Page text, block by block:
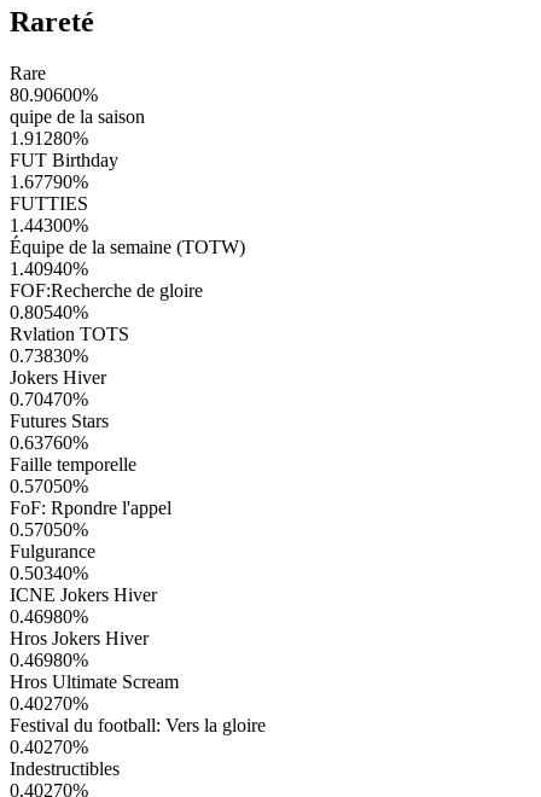
Rareté
Rare
80.90600%
quipe de la saison
1.91280%
FUT Birthday
1.67790%
FUTTIES
1.44300%
Équipe de la semaine (TOTW)
1.40940%
FOF:Recherche de gloire
0.80540%
Rvlation TOTS
0.73830%
Jokers Hiver
0.70470%
Futures Stars
0.63760%
Faille temporelle
0.57050%
FoF: Rpondre l'appel
0.57050%
Fulgurance
0.50340%
ICNE Jokers Hiver
0.46980%
Hros Jokers Hiver
0.46980%
Hros Ultimate Scream
0.40270%
Festival du football: Vers la gloire
0.40270%
Indestructibles
0.40270%